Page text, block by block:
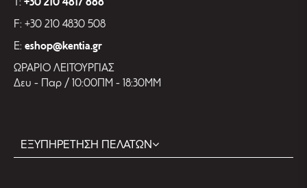
F: +30 210 4830 508
E: eshop@kentia.gr
ΩΡΑΡΙΟ ΛΕΙΤΟΥΡΓΙΑΣ
Δευ - Παρ / 10:00ΠΜ - 18:30ΜΜ
ΕΞΥΠΗΡΕΤΗΣΗ ΠΕΛΑΤΩΝ